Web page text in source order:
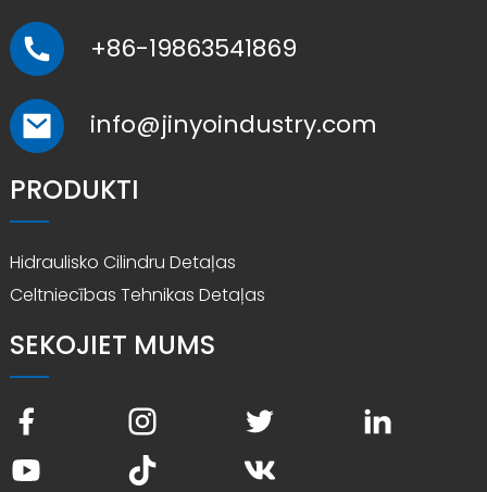
+86-19863541869
info@jinyoindustry.com
PRODUKTI
Hidraulisko Cilindru Detaļas
Celtniecības Tehnikas Detaļas
SEKOJIET MUMS